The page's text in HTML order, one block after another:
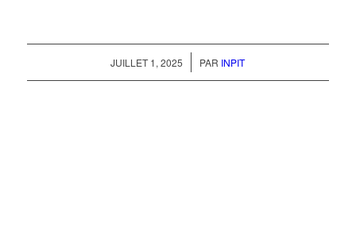
JUILLET 1, 2025
/ PAR INPIT